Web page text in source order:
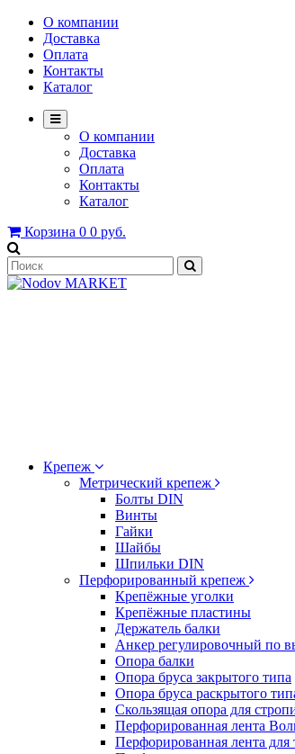
О компании
Доставка
Оплата
Контакты
Каталог
О компании
Доставка
Оплата
Контакты
Каталог
Корзина 0 0 руб.
Крепеж
Метрический крепеж
Болты DIN
Винты
Гайки
Шайбы
Шпильки DIN
Перфорированный крепеж
Крепёжные уголки
Крепёжные пластины
Держатель балки
Анкер регулировочный по
Опора балки
Опора бруса закрытого типа
Опора бруса раскрытого
Скользящая опора для
Перфорированная лента
Перфорированная лента для